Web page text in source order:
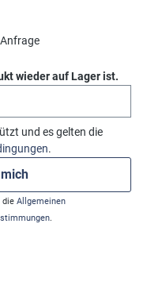
wieder auf Lager ist.
und es gelten die
.
die Allgemeinen
.